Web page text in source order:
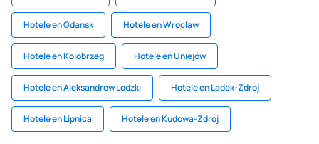
Hotele en Gdansk Hotele en Wroclaw
Hotele en Kolobrzeg Hotele en Uniejów
Hotele en Aleksandrow Lodzki Hotele en Ladek-Zdroj
Hotele en Lipnica Hotele en Kudowa-Zdroj